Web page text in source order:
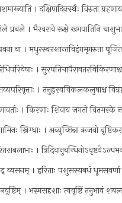
। दक्षिणदिक्स्थैः विरुता
प्रबले । भैरवरावे रूक्षे खगपातिनि
वा । मधुरस्वरशान्तविहंगमृगरुता
।
। तनुह्रस्वविकलकलुषाश्च
। किरणाः शिवाय जगतो
स्निग्धाः । अव्युच्छिन्ना ऋजवो
।
तद् व्यसनम् । हरिताः पशुसस्यबधं
। भस्मसदृशाः त्ववृष्टिं तनुभावं